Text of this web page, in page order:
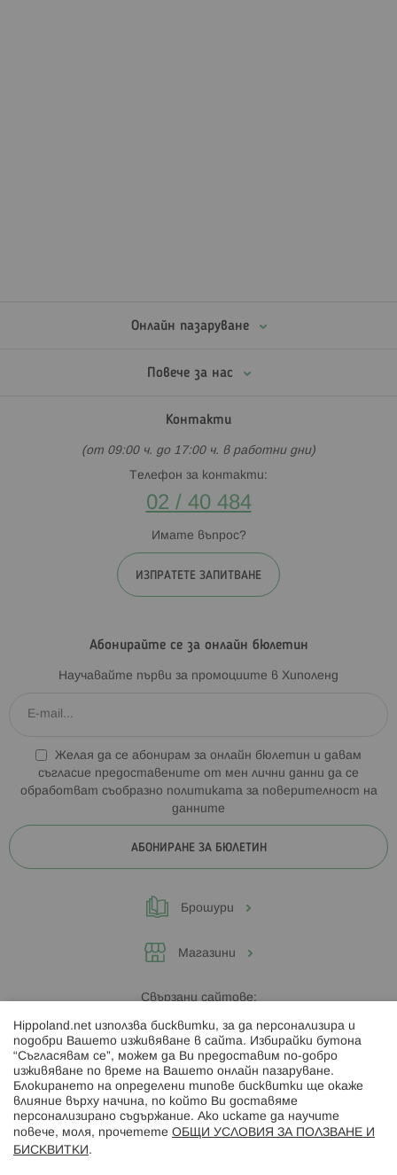
Онлайн пазаруване
Повече за нас
Контакти
(от 09:00 ч. до 17:00 ч. в работни дни)
Телефон за контакти:
02 / 40 484
Имате въпрос?
ИЗПРАТЕТЕ ЗАПИТВАНЕ
Абонирайте се за онлайн бюлетин
Научавайте първи за промоциите в Хиполенд
Желая да се абонирам за онлайн бюлетин и давам
съгласие предоставените от мен лични данни да се
обработват съобразно политиката за поверителност на
данните
АБОНИРАНЕ ЗА БЮЛЕТИН
Брошури
Магазини
Свързани сайтове:
Hippoland.ro
Последвайте ни:
Hippoland.net използва бисквитки, за да персонализира и
подобри Вашето изживяване в сайта. Избирайки бутона
“Съгласявам се”, можем да Ви предоставим по-добро
изживяване по време на Вашето онлайн пазаруване.
Блокирането на определени типове бисквитки ще окаже
влияние върху начина, по който Ви доставяме
персонализирано съдържание. Ако искате да научите
повече, моля, прочетете ОБЩИ УСЛОВИЯ ЗА ПОЛЗВАНЕ И
БИСКВИТКИ .